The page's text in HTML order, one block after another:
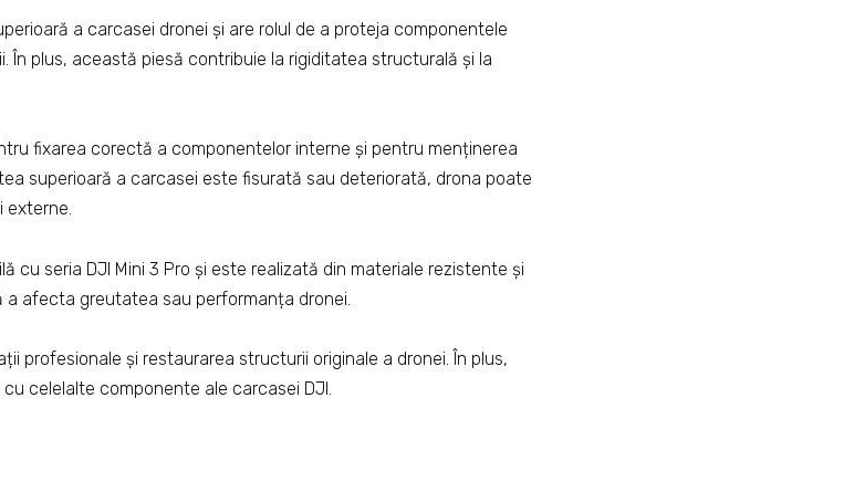
a carcasei dronei și are rolul de a proteja componentele
În plus, această piesă contribuie la rigiditatea structurală și la
fixarea corectă a componentelor interne și pentru menținerea
superioară a carcasei este fisurată sau deteriorată, drona poate
externe.
cu seria DJI Mini 3 Pro și este realizată din materiale rezistente și
afecta greutatea sau performanța dronei.
profesionale și restaurarea structurii originale a dronei. În plus,
celelalte componente ale carcasei DJI.